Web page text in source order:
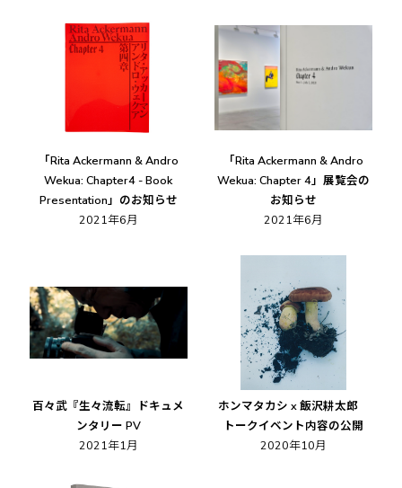
「Rita Ackermann & Andro
Wekua: Chapter4 - Book
Presentation」のお知らせ
2021年6月
「Rita Ackermann & Andro
Wekua: Chapter 4」展覧会の
お知らせ
2021年6月
百々武『生々流転』ドキュメ
ンタリー PV
2021年1月
ホンマタカシ x 飯沢耕太郎
トークイベント内容の公開
2020年10月